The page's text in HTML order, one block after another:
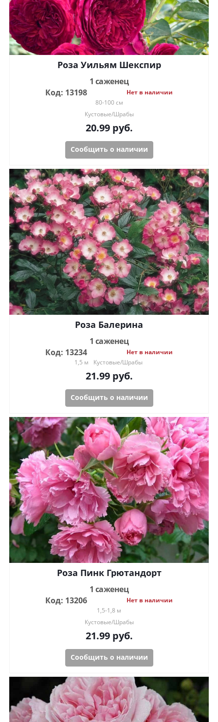
Роза Уильям Шекспир
1 саженец
Код: 13198
Нет в наличии
80-100 см
Кустовые/Шрабы
20.99руб.
Сообщить о наличии
Роза Балерина
1 саженец
Код: 13234
Нет в наличии
1,5 м
Кустовые/Шрабы
21.99руб.
Сообщить о наличии
Роза Пинк Грютандорт
1 саженец
Код: 13206
Нет в наличии
1,5-1,8 м
Кустовые/Шрабы
21.99руб.
Сообщить о наличии